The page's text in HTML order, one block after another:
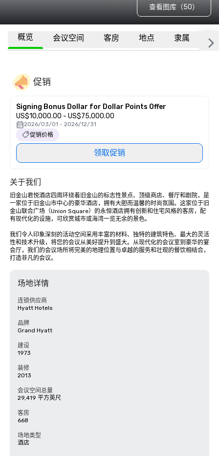
查看图库（50）
概览 会议空间 客房 地点 隶属 更
促销
Signing Bonus Dollar for Dollar Points Offer
US$10,000.00 - US$75,000.00
2026/03/01 - 2026/12/31
促销价格
领取促销
关于我们
旧金山君悦酒店四周环绕着旧金山的标志性景点、顶级商店、餐厅和剧院，是
一家位于旧金山市中心的豪华酒店，拥有大胆而温馨的时尚氛围。这家位于旧
金山联合广场（Union Square）的永恒酒店拥有创新和住宅风格的客房，配
有现代化的设施，可欣赏城市或海湾一览无余的景色。
我们令人印象深刻的活动空间采用丰富的材料、独特的建筑特色、最大的灵活
性和技术升级，将您的会议从美好提升到盛大。从现代化的会议室到豪华的宴
会厅，我们的会议场所将完美的地理位置与卓越的服务和壮观的餐饮相结合，
打造非凡的会议。
场地详情
连锁供应商
Hyatt Hotels
品牌
Grand Hyatt
建设
1973
装修
2013
会议空间总量
29,419 平方英尺
客房
668
场地类型
酒店